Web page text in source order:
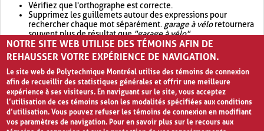
Vérifiez que l'orthographe est correcte.
Supprimez les guillemets autour des expressions pour
rechercher chaque mot séparément. garage à véloretournera
souvent plus de résultat que"garage à vélo".
Envisagez d'élargir votre recherche avec OR.garage OR vélo
retournera souvent plus de résultat quegarage à vélo
NOTRE SITE WEB UTILISE DES TÉMOINS AFIN DE
REHAUSSER VOTRE EXPÉRIENCE DE NAVIGATION.
Le site web de Polytechnique Montréal utilise des témoins de connexion
afin de recueillir des statistiques générales et offrir une meilleure
expérience à ses visiteurs. En naviguant sur le site, vous acceptez
l’utilisation de ces témoins selon les modalités spécifiées aux conditions
d’utilisation. Vous pouvez refuser les témoins de connexion en modifiant
vos paramètres de navigation. Pour en savoir plus sur le recours aux